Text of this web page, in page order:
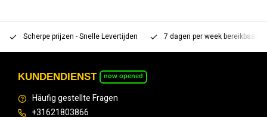
Scherpe prijzen - Snelle Levertijden 7 dagen per week bereikbaar
KUNDENDIENST now opened
Häufig gestellte Fragen
+31621803866